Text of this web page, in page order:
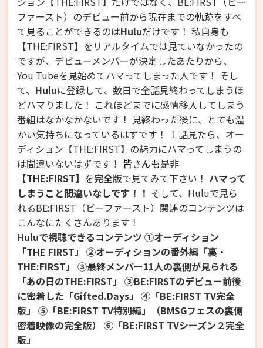
ファースト）のデビュー前から現在までの軌跡をすべ
て見ることができるのはHuluだけです！ 私自身も
【THE:FIRST】をリアルタイムでは見ていなかったの
ですが、デビューメンバーが決定したあたりから、
You Tubeを見始めてハマってしまった人です！ そし
て、 Huluに登録して、数日で全話見終わってしまうほ
どハマりました！ これほどまでに感情移入してしまう
番組はなかなかないです！ 見終わった後に、とても温
かい気持ちになっているはずです！ １話見たら、オー
ディション【THE:FIRST】の魅力にハマってしまうの
は間違いないはずです！ 皆さんも是非
【THE:FIRST】 を完全版で見てみて下さい！ ハマって
しまうこと間違いなしです！！ そして、Huluで見ら
れるBE:FIRST（ビーファースト）関連のコンテンツは
こんなにたくさんあります！
Huluで視聴できるコンテンツ ①オーディション
「THE FIRST」 ②オーディションの番外編 「裏・
THE:FIRST」 ③最終メンバー11人の裏側が見られる
「あの日のTHE:FIRST」 ③BE:FIRSTのデビュー前後
に密着した「Gifted.Days」 ④「BE:FIRST TV完全
版」 ⑤「BE:FIRST TV特別編」（BMSGフェスの裏側
密着映像の完全版） ⑥「BE:FIRST TVシーズン２完全
版」